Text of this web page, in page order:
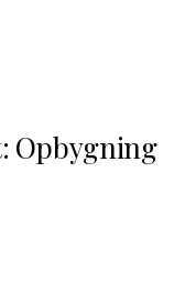
Opbygning